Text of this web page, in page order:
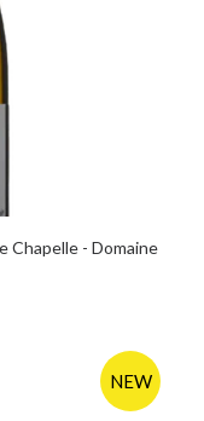
Chapelle - Domaine
NEW